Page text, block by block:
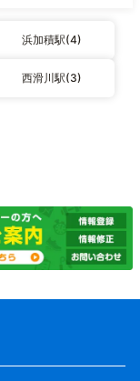
浜加積駅(4)
西滑川駅(3)